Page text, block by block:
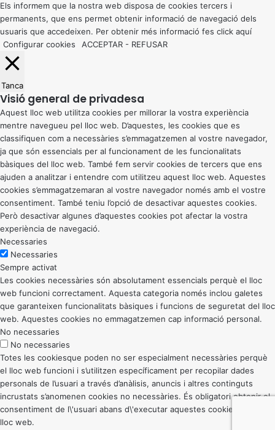
button
Els informem que la nostra web disposa de cookies tercers i
permanents, que ens permet obtenir informació de navegació dels
usuaris que accedeixen. Per obtenir més informació fes click aquí
Configurar cookies
ACCEPTAR - REFUSAR
Tanca
Visió general de privadesa
Aquest lloc web utilitza cookies per millorar la vostra experiència
mentre navegueu pel lloc web. D’aquestes, les cookies que es
classifiquen com a necessàries s’emmagatzemen al vostre navegador,
ja que són essencials per al funcionament de les funcionalitats
bàsiques del lloc web. També fem servir cookies de tercers que ens
ajuden a analitzar i entendre com utilitzeu aquest lloc web. Aquestes
cookies s’emmagatzemaran al vostre navegador només amb el vostre
consentiment. També teniu l’opció de desactivar aquestes cookies.
Però desactivar algunes d’aquestes cookies pot afectar la vostra
experiència de navegació.
Necessaries
Necessaries
Sempre activat
Les cookies necessàries són absolutament essencials perquè el lloc
web funcioni correctament. Aquesta categoria només inclou galetes
que garanteixen funcionalitats bàsiques i funcions de seguretat del lloc
web. Aquestes cookies no emmagatzemen cap informació personal.
No necessaries
No necessaries
Totes les cookiesque poden no ser especialment necessàries perquè
el lloc web funcioni i s’utilitzen específicament per recopilar dades
personals de l’usuari a través d’anàlisis, anuncis i altres continguts
incrustats s’anomenen cookies no necessàries. És obligatori obtenir el
consentiment de l\'usuari abans d\'executar aquestes cookies al vostre
lloc web.